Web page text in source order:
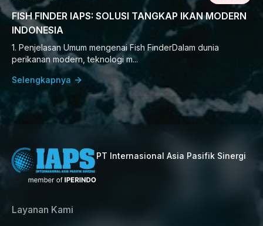
FISH FINDER IAPS: SOLUSI TANGKAP IKAN MODERN
INDONESIA
1. Penjelasan Umum mengenai Fish FinderDalam dunia
perikanan modern, teknologi m...
Selengkapnya
PT Internasional Asia Pasifik Sinergi
Layanan Kami